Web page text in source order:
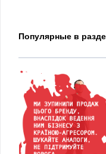
Популярные в